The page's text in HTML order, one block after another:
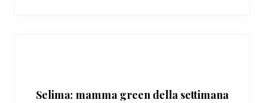
Selima: mamma green della settimana